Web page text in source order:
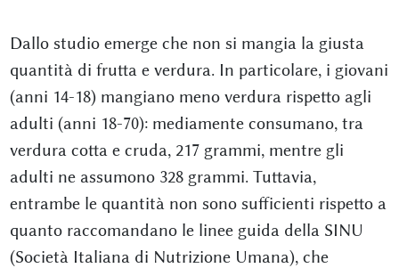
Dallo studio emerge che non si mangia la giusta
quantità di frutta e verdura. In particolare, i giovani
(anni 14-18) mangiano meno verdura rispetto agli
adulti (anni 18-70): mediamente consumano, tra
verdura cotta e cruda, 217 grammi, mentre gli
adulti ne assumono 328 grammi. Tuttavia,
entrambe le quantità non sono sufficienti rispetto a
quanto raccomandano le linee guida della SINU
(Società Italiana di Nutrizione Umana), che